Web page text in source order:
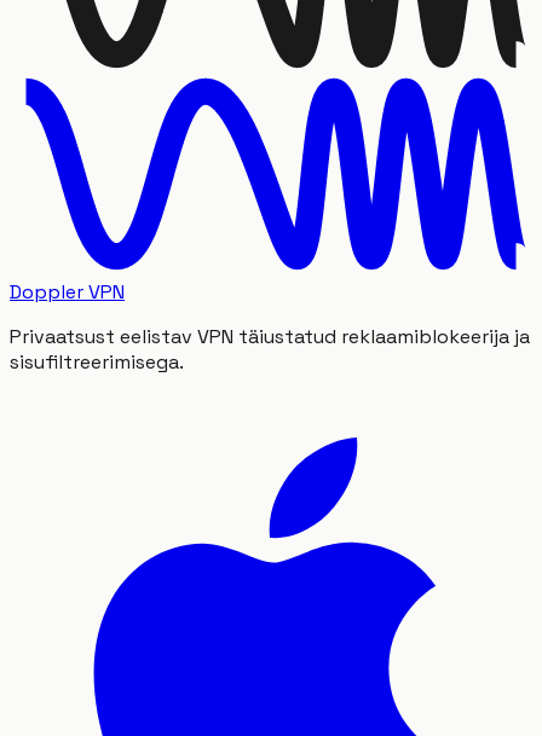
Doppler VPN
Privaatsust eelistav VPN täiustatud reklaamiblokeerija ja
sisufiltreerimisega.